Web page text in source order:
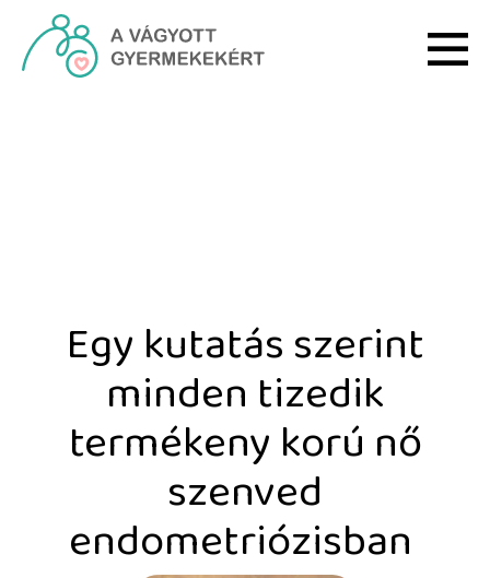
Ugrás a fő tartalomhoz
Egy kutatás szerint
minden tizedik
termékeny korú nő
szenved
endometriózisban